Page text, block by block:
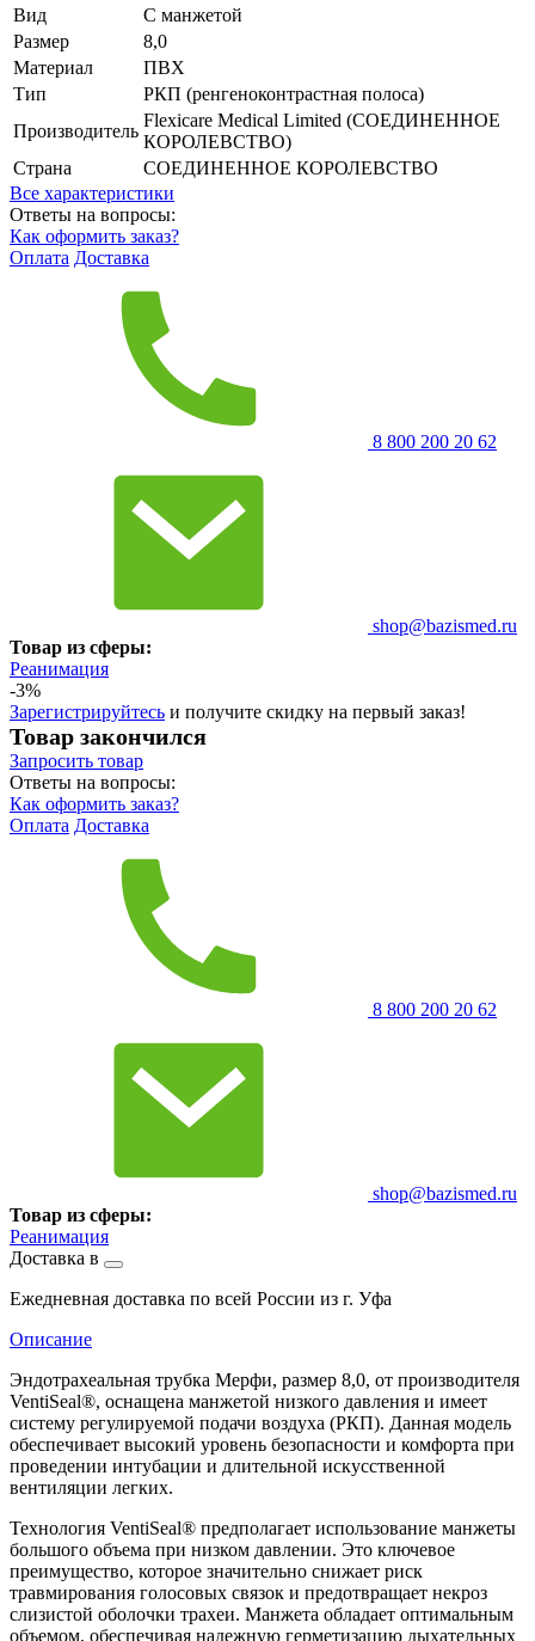
Вид
С манжетой
Размер
8,0
Материал
ПВХ
Тип
РКП (ренгеноконтрастная полоса)
Производитель
Flexicare Medical Limited (СОЕДИНЕННОЕ
КОРОЛЕВСТВО)
Страна
СОЕДИНЕННОЕ КОРОЛЕВСТВО
Все характеристики
Ответы на вопросы:
Как оформить заказ?
Оплата Доставка
8 800 200 20 62
shop@bazismed.ru
Товар из сферы:
Реанимация
-3%
Зарегистрируйтесь и получите скидку на первый заказ!
Товар закончился
Запросить товар
Ответы на вопросы:
Как оформить заказ?
Оплата Доставка
8 800 200 20 62
shop@bazismed.ru
Товар из сферы:
Реанимация
Доставка в
Ежедневная доставка по всей России из г. Уфа
Описание
Эндотрахеальная трубка Мерфи, размер 8,0, от производителя
VentiSeal®, оснащена манжетой низкого давления и имеет
систему регулируемой подачи воздуха (РКП). Данная модель
обеспечивает высокий уровень безопасности и комфорта при
проведении интубации и длительной искусственной
вентиляции легких.
Технология VentiSeal® предполагает использование манжеты
большого объема при низком давлении. Это ключевое
преимущество, которое значительно снижает риск
травмирования голосовых связок и предотвращает некроз
слизистой оболочки трахеи. Манжета обладает оптимальным
объемом, обеспечивая надежную герметизацию дыхательных